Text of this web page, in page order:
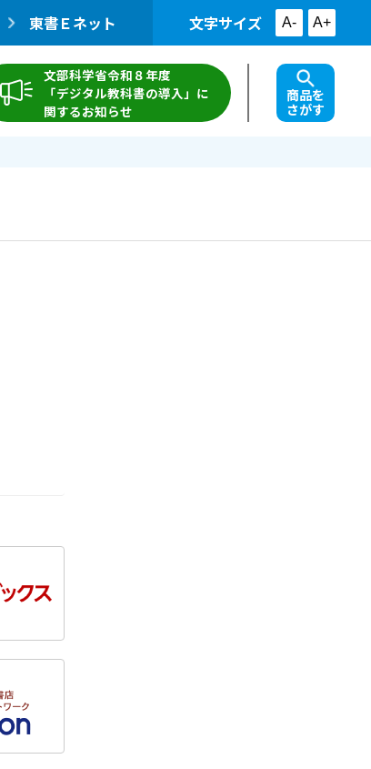
東書Ｅネット 文字サイズ A- A+
文部科学省令和８年度
「デジタル教科書の導入」に
関するお知らせ
商品を
さがす